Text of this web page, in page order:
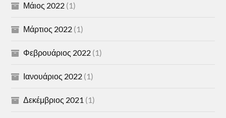
Μάιος 2022 (1)
Μάρτιος 2022 (1)
Φεβρουάριος 2022 (1)
Ιανουάριος 2022 (1)
Δεκέμβριος 2021 (1)